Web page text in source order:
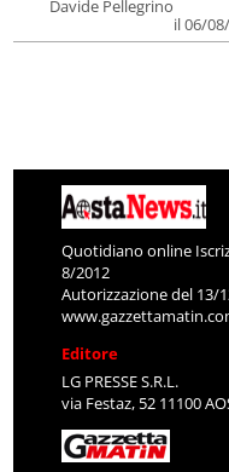
Davide Pellegrino
il 06/
Quotidiano online
8/2012
Autorizzazione del 13/
Editore
LG PRESSE S.R.L.
via Festaz, 52 11100